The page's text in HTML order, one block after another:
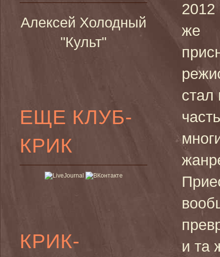
Алексей Холодный
"Культ"
ЕЩЕ КЛУБ-
КРИК
КРИК-
2012
же
стал
и та